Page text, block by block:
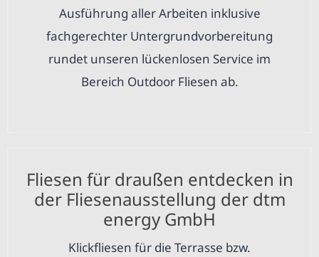
Ausführung aller Arbeiten inklusive
fachgerechter Untergrundvorbereitung
rundet unseren lückenlosen Service im
Bereich Outdoor Fliesen ab.
Fliesen für draußen entdecken in
der Fliesenausstellung der dtm
energy GmbH
Klickfliesen für die Terrasse bzw.